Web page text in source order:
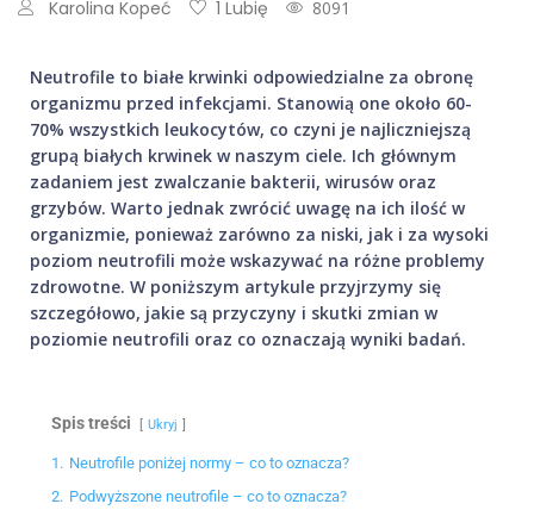
Karolina Kopeć 1 Lubię 8091
Neutrofile to białe krwinki odpowiedzialne za obronę
organizmu przed infekcjami. Stanowią one około 60-
70% wszystkich leukocytów, co czyni je najliczniejszą
grupą białych krwinek w naszym ciele. Ich głównym
zadaniem jest zwalczanie bakterii, wirusów oraz
grzybów. Warto jednak zwrócić uwagę na ich ilość w
organizmie, ponieważ zarówno za niski, jak i za wysoki
poziom neutrofili może wskazywać na różne problemy
zdrowotne. W poniższym artykule przyjrzymy się
szczegółowo, jakie są przyczyny i skutki zmian w
poziomie neutrofili oraz co oznaczają wyniki badań.
Spis treści Ukryj
1. Neutrofile poniżej normy – co to oznacza?
2. Podwyższone neutrofile – co to oznacza?